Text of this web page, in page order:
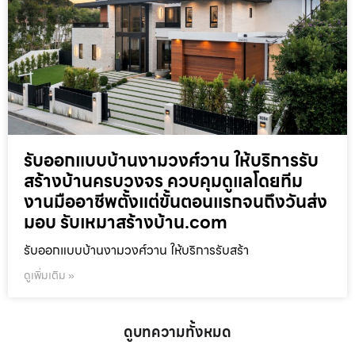
รับออกแบบบ้านงามวงศ์วาน ให้บริการรับ
สร้างบ้านครบวงจร ควบคุมดูแลโดยทีม
งานมืออาชีพตั้งแต่ขั้นตอนแรกจนถึงวันส่ง
มอบ รับเหมาสร้างบ้าน.com
รับออกแบบบ้านงามวงศ์วาน ให้บริการรับสร้า
ดูเพิ่มเติม »
ดูบทความทั้งหมด